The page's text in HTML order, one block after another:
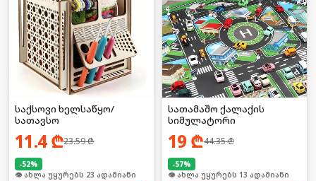
საქსოვი ხელსაწყო/
სათავსო
11.4₾23.59₾
-52%
🛒 ბოლო 24სთ-ში იყიდა 30-მა
სათამაშო ქალაქის
სიმულატორი
19 ₾44.35₾
-57%
🛒 ბოლო 24სთ-ში იყიდა 17-მა